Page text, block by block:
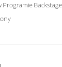
Programie